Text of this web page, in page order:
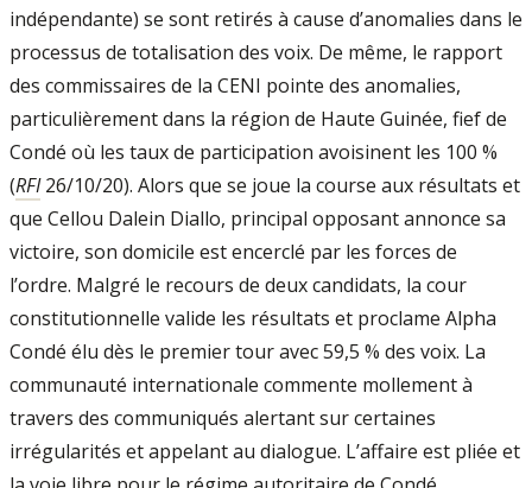
indépendante) se sont retirés à cause d’anomalies dans le
processus de totalisation des voix. De même, le rapport
des commissaires de la CENI pointe des anomalies,
particulièrement dans la région de Haute Guinée, fief de
Condé où les taux de participation avoisinent les 100 %
(RFI26/10/20). Alors que se joue la course aux résultats et
que Cellou Dalein Diallo, principal opposant annonce sa
victoire, son domicile est encerclé par les forces de
l’ordre. Malgré le recours de deux candidats, la cour
constitutionnelle valide les résultats et proclame Alpha
Condé élu dès le premier tour avec 59,5 % des voix. La
communauté internationale commente mollement à
travers des communiqués alertant sur certaines
irrégularités et appelant au dialogue. L’affaire est pliée et